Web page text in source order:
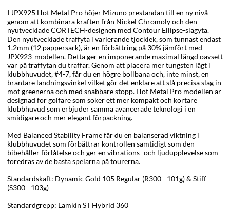
I JPX925 Hot Metal Pro höjer Mizuno prestandan till en ny nivå
genom att kombinara kraften från Nickel Chromoly och den
nyutvecklade CORTECH-designen med Contour Ellipse-slagyta.
Den nyutvecklade träffyta i varierande tjocklek, som tunnast endast
1.2mm (12 pappersark), är en förbättring på 30% jämfört med
JPX923-modellen. Detta ger en imponerande maximal längd oavsett
var på träffytan du träffar. Genom att placera mer tungsten lågt i
klubbhuvudet, #4-7, får du en högre bollbana och, inte minst, en
brantare landningsvinkel vilket gör det enklare att slå precisa slag in
mot greenerna och med snabbare stopp. Hot Metal Pro modellen är
designad för golfare som söker ett mer kompakt och kortare
klubbhuvud som erbjuder samma avancerade teknologi i en
smidigare och mer elegant förpackning.
Med Balanced Stability Frame får du en balanserad viktning i
klubbhuvudet som förbättrar kontrollen samtidigt som den
bibehåller förlåtelse och ger en vibrations- och ljudupplevelse som
föredras av de bästa spelarna på tourerna.
Standardskaft: Dynamic Gold 105 Regular (R300 - 101g) & Stiff
(S300 - 103g)
Standardgrepp: Lamkin ST Hybrid 360